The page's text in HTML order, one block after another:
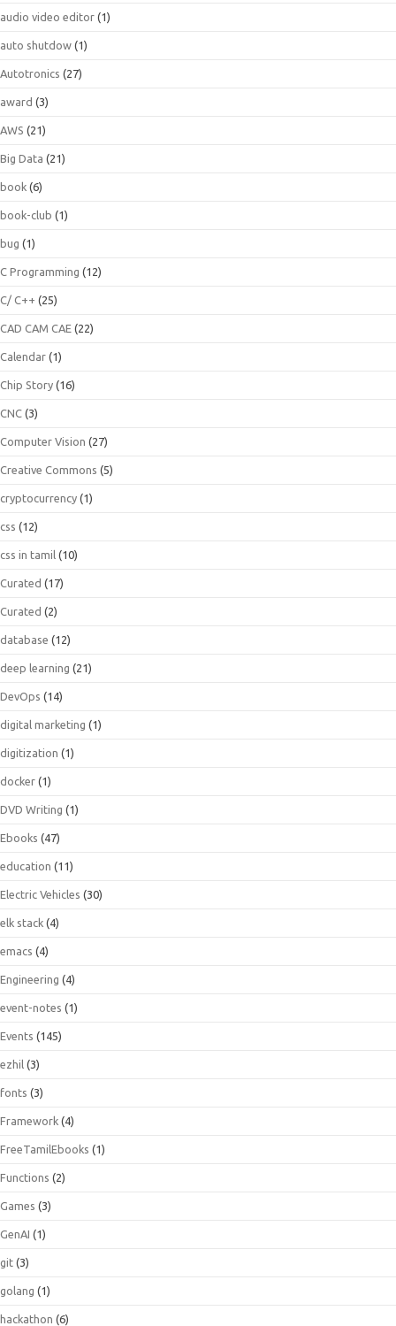
audio video editor (1)
auto shutdow (1)
Autotronics (27)
award (3)
AWS (21)
Big Data (21)
book (6)
book-club (1)
bug (1)
C Programming (12)
C/ C++ (25)
CAD CAM CAE (22)
Calendar (1)
Chip Story (16)
CNC (3)
Computer Vision (27)
Creative Commons (5)
cryptocurrency (1)
css (12)
css in tamil (10)
Curated (17)
Curated (2)
database (12)
deep learning (21)
DevOps (14)
digital marketing (1)
digitization (1)
docker (1)
DVD Writing (1)
Ebooks (47)
education (11)
Electric Vehicles (30)
elk stack (4)
emacs (4)
Engineering (4)
event-notes (1)
Events (145)
ezhil (3)
fonts (3)
Framework (4)
FreeTamilEbooks (1)
Functions (2)
Games (3)
GenAI (1)
git (3)
golang (1)
hackathon (6)